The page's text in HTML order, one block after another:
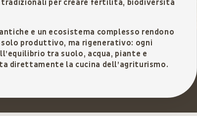
per creare fertilità, biodiversità
e un ecosistema complesso rendono
produttivo, ma rigenerativo: ogni
tra suolo, acqua, piante e
direttamente la cucina dell’agriturismo.